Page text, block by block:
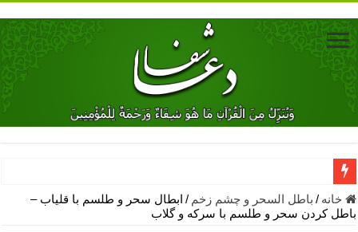
دعای جلب محبت فوری معشوق – دعای جلب محبت شوهر
دعای مشکل گشا برای رفع فقر – ذکرهای روزی‌ بخش
خانه / باطل السحر و چشم زخم / ابطال سحر و طلسم با قلیاب –
باطل کردن سحر و طلسم با سرکه و گلاب